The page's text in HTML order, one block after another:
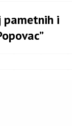
pametnih i